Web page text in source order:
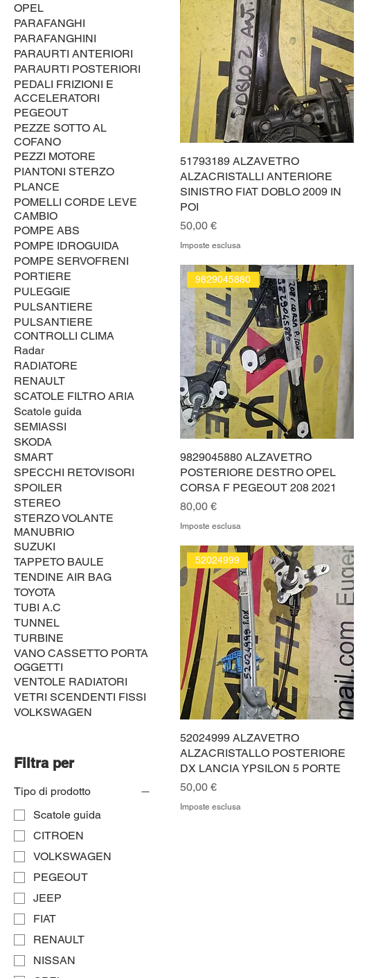
OPEL
PARAFANGHI
PARAFANGHINI
PARAURTI ANTERIORI
PARAURTI POSTERIORI
PEDALI FRIZIONI E
ACCELERATORI
PEGEOUT
PEZZE SOTTO AL
COFANO
PEZZI MOTORE
PIANTONI STERZO
PLANCE
POMELLI CORDE LEVE
CAMBIO
POMPE ABS
POMPE IDROGUIDA
POMPE SERVOFRENI
PORTIERE
PULEGGIE
PULSANTIERE
PULSANTIERE
CONTROLLI CLIMA
Radar
RADIATORE
RENAULT
SCATOLE FILTRO ARIA
Scatole guida
SEMIASSI
SKODA
SMART
SPECCHI RETOVISORI
SPOILER
STEREO
STERZO VOLANTE
MANUBRIO
SUZUKI
TAPPETO BAULE
TENDINE AIR BAG
TOYOTA
TUBI A.C
TUNNEL
TURBINE
VANO CASSETTO PORTA
OGGETTI
VENTOLE RADIATORI
VETRI SCENDENTI FISSI
VOLKSWAGEN
Filtra per
Tipo di prodotto
Scatole guida
CITROEN
VOLKSWAGEN
PEGEOUT
JEEP
FIAT
RENAULT
NISSAN
51793189 ALZAVETRO
ALZACRISTALLI ANTERIORE
SINISTRO FIAT DOBLO 2009 IN
POI
Prezzo
50,00 €
Imposte esclusa
9829045880
9829045880 ALZAVETRO
POSTERIORE DESTRO OPEL
CORSA F PEGEOUT 208 2021
Prezzo
80,00 €
Imposte esclusa
52024999
52024999 ALZAVETRO
ALZACRISTALLO POSTERIORE
DX LANCIA YPSILON 5 PORTE
Prezzo
50,00 €
Imposte esclusa